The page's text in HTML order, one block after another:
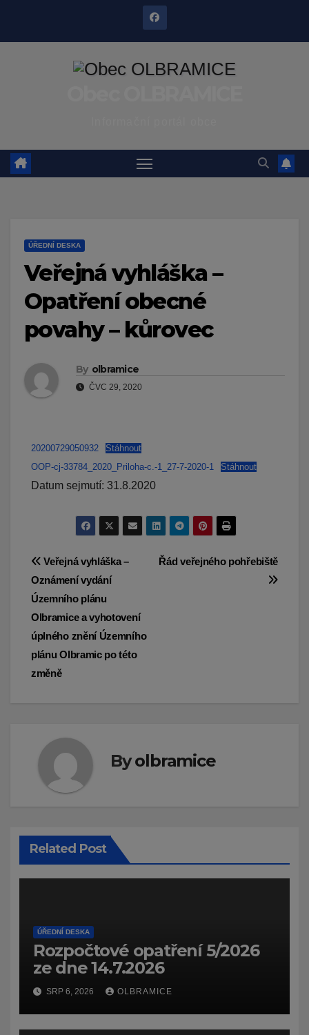
ÚŘEDNÍ DESKA
Veřejná vyhláška –
Opatření obecné
povahy – kůrovec
By olbramice
ČVC 29, 2020
20200729050932
Stáhnout
OOP-cj-33784_2020_Priloha-c.-1_27-7-2020-1
Stáhnout
Datum sejmutí: 31.8.2020
Navigace
pro
příspěvek
Řád veřejného pohřebiště
Veřejná vyhláška –
Oznámení vydání
Územního plánu
Olbramice a vyhotovení
úplného znění Územního
plánu Olbramic po této
změně
Byolbramice
Related Post
ÚŘEDNÍ DESKA
Rozpočtové opatření 5/2026
ze dne 14.7.2026
SRP 6, 2026 OLBRAMICE